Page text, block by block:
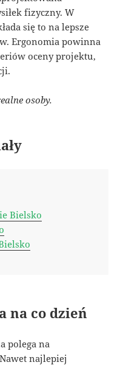
fizyczny. W
się to na lepsze
Ergonomia powinna
oceny projektu,
osoby.
Bielsko
na co dzień
polega na
najlepiej